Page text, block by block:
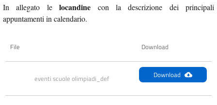
In allegato lelocandine con la descrizione dei principali
appuntamenti in calendario.
File Download
eventi scuole olimpiadi_def Download